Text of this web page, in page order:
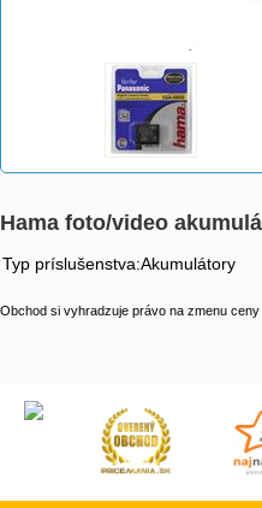
Hama foto/video
Typ príslušenstva:Akumulátory
Obchod si vyhradzuje právo na zmenu